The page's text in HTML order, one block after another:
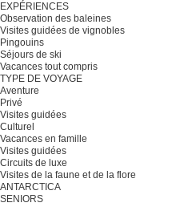
EXPÉRIENCES
Observation des baleines
Visites guidées de vignobles
Pingouins
Séjours de ski
Vacances tout compris
TYPE DE VOYAGE
Aventure
Privé
Visites guidées
Culturel
Vacances en famille
Visites guidées
Circuits de luxe
Visites de la faune et de la flore
ANTARCTICA
SENIORS